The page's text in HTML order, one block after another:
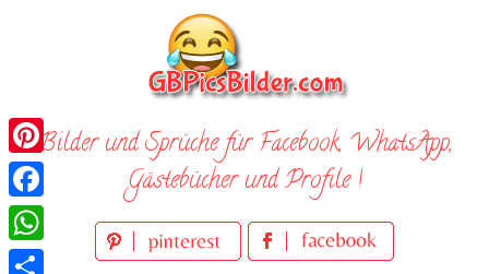
Bilder und Sprüche für Facebook, WhatsApp,
Gästebücher und Profile !
Pinterest
Facebook
WhatsApp